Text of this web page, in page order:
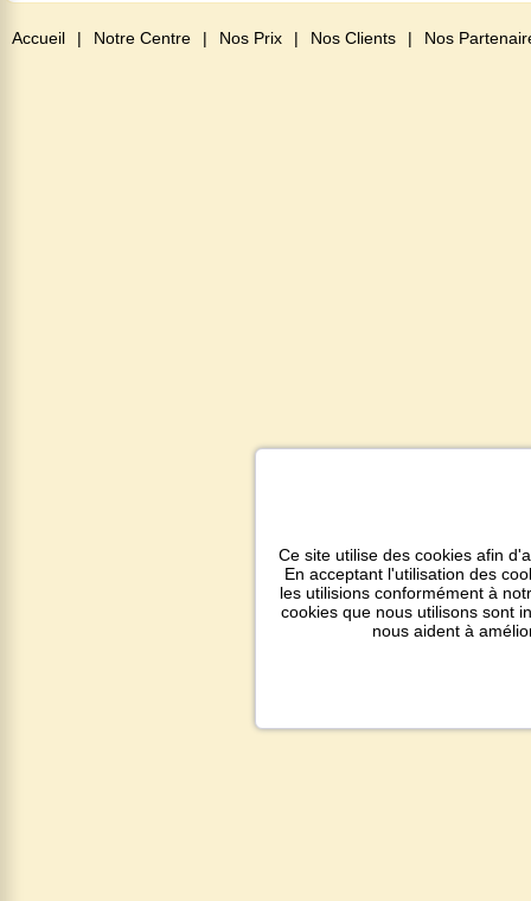
Accueil | Notre Centre | Nos Prix | Nos Clients | Nos
Ce site utilise des cookies afin
En acceptant l'utilisation des
les utilisions conformément à
cookies que nous utilisons sont
nous aident à